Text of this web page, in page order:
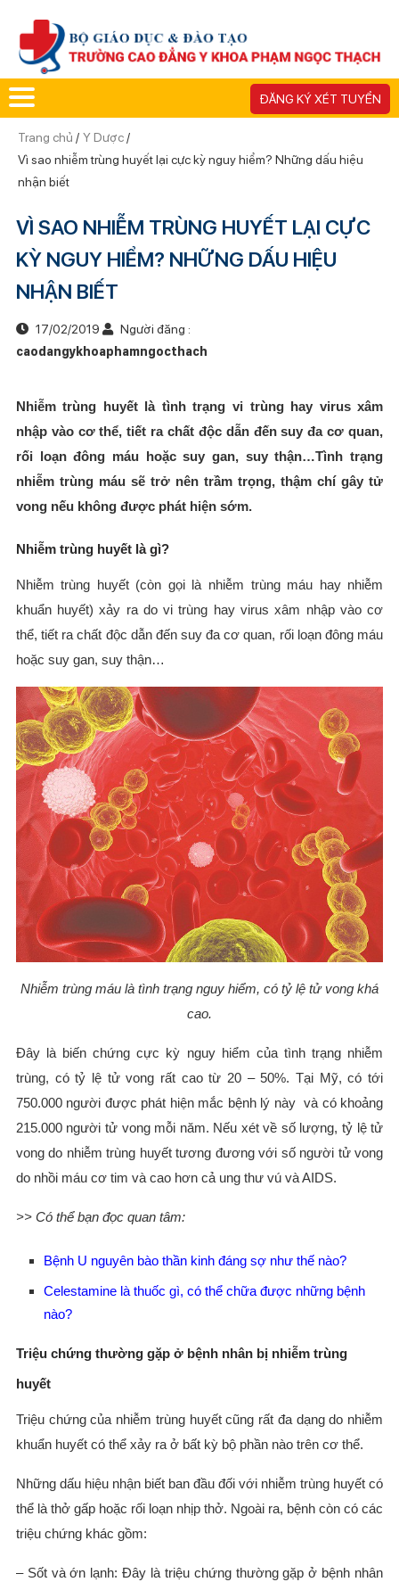
ĐĂNG KÝ XÉT TUYỂN
Trang chủ / Y Dược/
Vì sao nhiễm trùng huyết lại cực kỳ nguy hiểm? Những dấu hiệu
nhận biết
VÌ SAO NHIỄM TRÙNG HUYẾT LẠI CỰC
KỲ NGUY HIỂM? NHỮNG DẤU HIỆU
NHẬN BIẾT
17/02/2019
Người đăng :
caodangykhoaphamngocthach
Nhiễm trùng huyết là tình trạng vi trùng hay virus xâm
nhập vào cơ thể, tiết ra chất độc dẫn đến suy đa cơ quan,
rối loạn đông máu hoặc suy gan, suy thận…Tình trạng
nhiễm trùng máu sẽ trở nên trầm trọng, thậm chí gây tử
vong nếu không được phát hiện sớm.
Nhiễm trùng huyết là gì?
Nhiễm trùng huyết (còn gọi là nhiễm trùng máu hay nhiễm
khuẩn huyết) xảy ra do vi trùng hay virus xâm nhập vào cơ
thể, tiết ra chất độc dẫn đến suy đa cơ quan, rối loạn đông máu
hoặc suy gan, suy thận…
Nhiễm trùng máu là tình trạng nguy hiểm, có tỷ lệ tử vong khá
cao.
Đây là biến chứng cực kỳ nguy hiểm của tình trạng nhiễm
trùng, có tỷ lệ tử vong rất cao từ 20 – 50%. Tại Mỹ, có tới
750.000 người được phát hiện mắc bệnh lý này và có khoảng
215.000 người tử vong mỗi năm. Nếu xét về số lượng, tỷ lệ tử
vong do nhiễm trùng huyết tương đương với số người tử vong
do nhồi máu cơ tim và cao hơn cả ung thư vú và AIDS.
>> Có thể bạn đọc quan tâm:
Bệnh U nguyên bào thần kinh đáng sợ như thế nào?
Celestamine là thuốc gì, có thể chữa được những bệnh
nào?
Triệu chứng thường gặp ở bệnh nhân bị nhiễm trùng
huyết
Triệu chứng của nhiễm trùng huyết cũng rất đa dạng do nhiễm
khuẩn huyết có thể xảy ra ở bất kỳ bộ phần nào trên cơ thể.
Những dấu hiệu nhận biết ban đầu đối với nhiễm trùng huyết có
thể là thở gấp hoặc rối loạn nhịp thở. Ngoài ra, bệnh còn có các
triệu chứng khác gồm:
– Sốt và ớn lạnh: Đây là triệu chứng thường gặp ở bệnh nhân